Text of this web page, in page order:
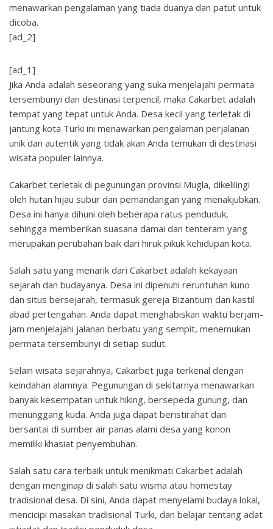
menawarkan pengalaman yang tiada duanya dan patut untuk
dicoba.
[ad_2]
[ad_1]
Jika Anda adalah seseorang yang suka menjelajahi permata
tersembunyi dan destinasi terpencil, maka Cakarbet adalah
tempat yang tepat untuk Anda. Desa kecil yang terletak di
jantung kota Turki ini menawarkan pengalaman perjalanan
unik dan autentik yang tidak akan Anda temukan di destinasi
wisata populer lainnya.
Cakarbet terletak di pegunungan provinsi Mugla, dikelilingi
oleh hutan hijau subur dan pemandangan yang menakjubkan.
Desa ini hanya dihuni oleh beberapa ratus penduduk,
sehingga memberikan suasana damai dan tenteram yang
merupakan perubahan baik dari hiruk pikuk kehidupan kota.
Salah satu yang menarik dari Cakarbet adalah kekayaan
sejarah dan budayanya. Desa ini dipenuhi reruntuhan kuno
dan situs bersejarah, termasuk gereja Bizantium dan kastil
abad pertengahan. Anda dapat menghabiskan waktu berjam-
jam menjelajahi jalanan berbatu yang sempit, menemukan
permata tersembunyi di setiap sudut.
Selain wisata sejarahnya, Cakarbet juga terkenal dengan
keindahan alamnya. Pegunungan di sekitarnya menawarkan
banyak kesempatan untuk hiking, bersepeda gunung, dan
menunggang kuda. Anda juga dapat beristirahat dan
bersantai di sumber air panas alami desa yang konon
memiliki khasiat penyembuhan.
Salah satu cara terbaik untuk menikmati Cakarbet adalah
dengan menginap di salah satu wisma atau homestay
tradisional desa. Di sini, Anda dapat menyelami budaya lokal,
mencicipi masakan tradisional Turki, dan belajar tentang adat